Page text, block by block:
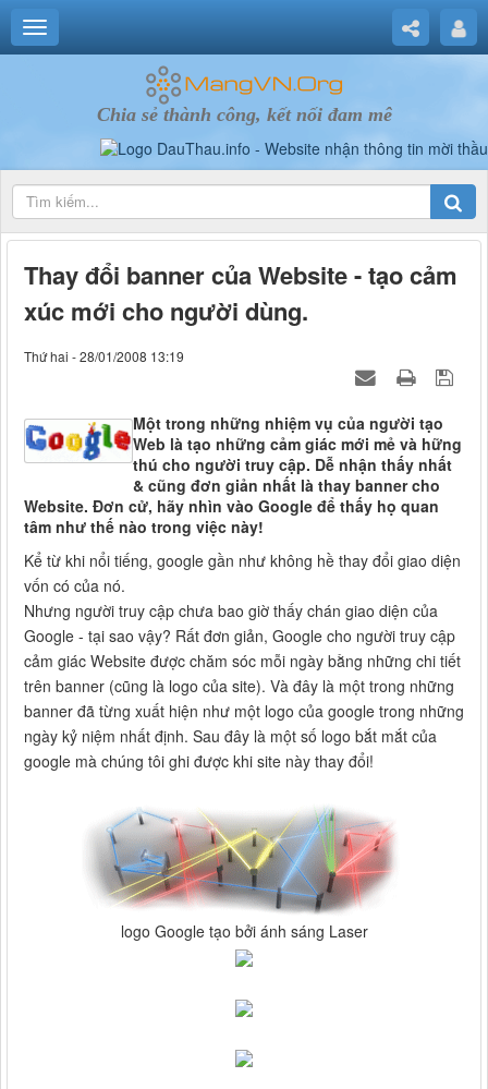
Chia sẻ thành công, kết nối đam mê
Thay đổi banner của Website - tạo cảm
xúc mới cho người dùng.
Thứ hai - 28/01/2008 13:19
Một trong những nhiệm vụ của người tạo
Web là tạo những cảm giác mới mẻ và hững
thú cho người truy cập. Dễ nhận thấy nhất
& cũng đơn giản nhất là thay banner cho
Website. Đơn cử, hãy nhìn vào Google để thấy họ quan
tâm như thế nào trong việc này!
Kể từ khi nổi tiếng, google gần như không hề thay đổi giao diện
vốn có của nó.
Nhưng người truy cập chưa bao giờ thấy chán giao diện của
Google - tại sao vậy? Rất đơn giản, Google cho người truy cập
cảm giác Website được chăm sóc mỗi ngày bằng những chi tiết
trên banner (cũng là logo của site). Và đây là một trong những
banner đã từng xuất hiện như một logo của google trong những
ngày kỷ niệm nhất định. Sau đây là một số logo bắt mắt của
google mà chúng tôi ghi được khi site này thay đổi!
logo Google tạo bởi ánh sáng Laser